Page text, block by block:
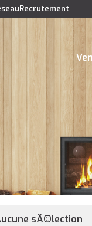
Recrutement
sÃ©lection